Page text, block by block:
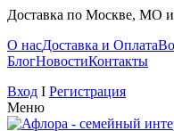
Доставка по Москве, МО и
О насДоставка и Оплата
БлогНовостиКонтакты
Вход I Регистрация
Меню